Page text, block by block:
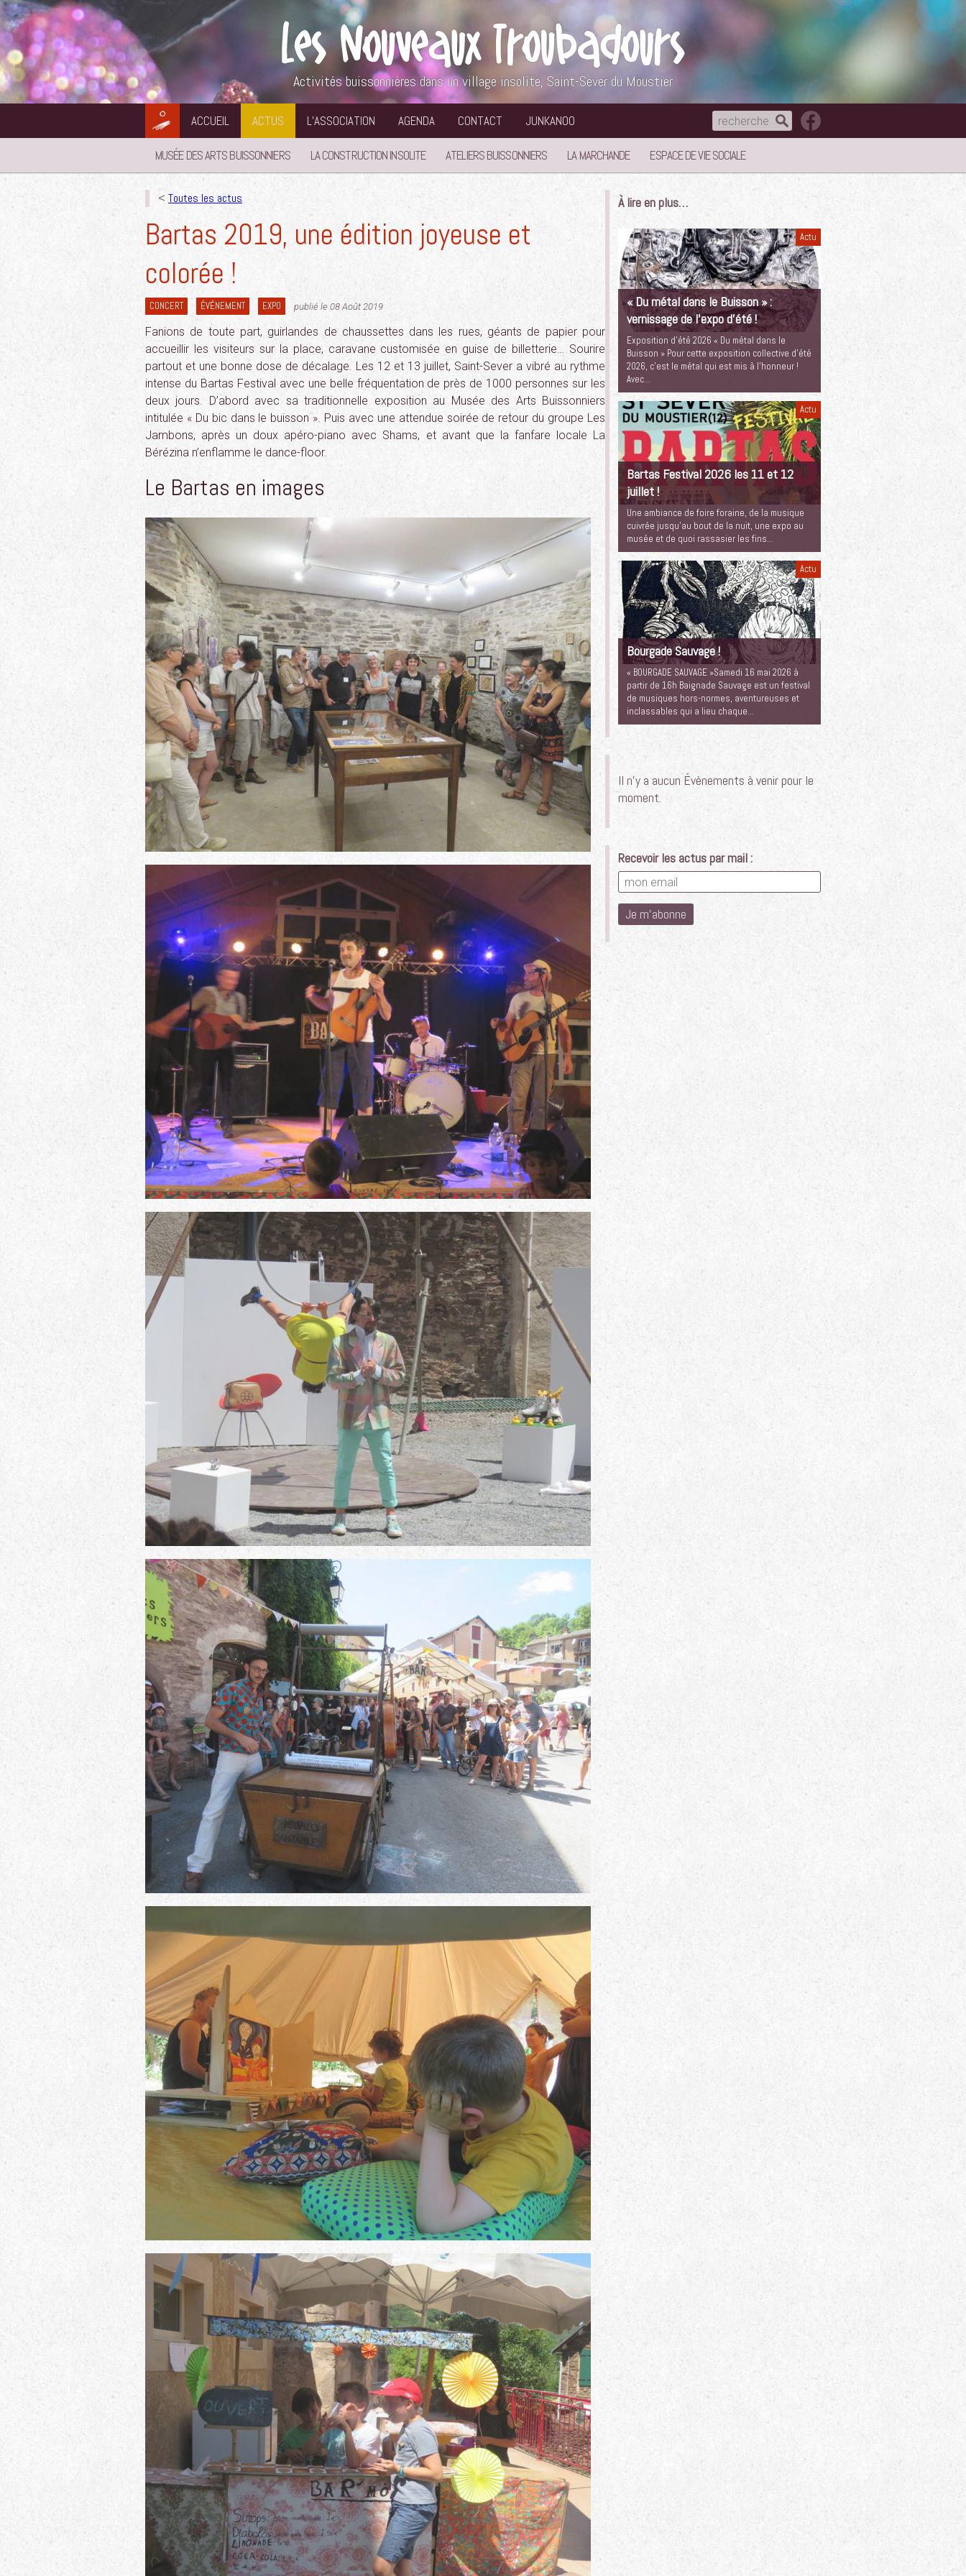
Aller
au
contenu
Activités buissonnières dans un village insolite, Saint-Sever du Moustier
ACCUEIL ACTUS L’ASSOCIATION AGENDA CONTACT JUNKANOO
MUSÉE DES ARTS BUISSONNIERS LA CONSTRUCTION INSOLITE ATELIERS BUISSONNIERS LA MARCHANDE ESPACE DE VIE SOCIALE
< Toutes les actus
Bartas 2019, une édition joyeuse et
colorée !
CONCERT ÉVÉNEMENT EXPO publié le 08 Août 2019
Fanions de toute part, guirlandes de chaussettes dans les rues, géants de papier pour
accueillir les visiteurs sur la place, caravane customisée en guise de billetterie… Sourire
partout et une bonne dose de décalage. Les 12 et 13 juillet, Saint-Sever a vibré au rythme
intense du Bartas Festival avec une belle fréquentation de près de 1000 personnes sur les
deux jours. D’abord avec sa traditionnelle exposition au Musée des Arts Buissonniers
intitulée « Du bic dans le buisson ». Puis avec une attendue soirée de retour du groupe Les
Jambons, après un doux apéro-piano avec Shams, et avant que la fanfare locale La
Bérézina n’enflamme le dance-floor.
Le Bartas en images
À lire en plus…
Actu
« Du métal dans le Buisson » :
vernissage de l’expo d’été !
Exposition d’été 2026 « Du métal dans le
Buisson » Pour cette exposition collective d’été
2026, c’est le métal qui est mis à l’honneur !
Avec…
Actu
Bartas Festival 2026 les 11 et 12
juillet !
Une ambiance de foire foraine, de la musique
cuivrée jusqu’au bout de la nuit, une expo au
musée et de quoi rassasier les fins…
Actu
Bourgade Sauvage !
« BOURGADE SAUVAGE »Samedi 16 mai 2026 à
partir de 16h Baignade Sauvage est un festival
de musiques hors-normes, aventureuses et
inclassables qui a lieu chaque…
Il n’y a aucun Évènements à venir pour le
moment.
Recevoir les actus par mail :